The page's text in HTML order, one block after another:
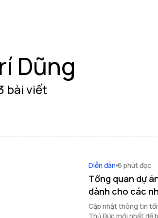
Dũng
bài viết
Diễn đàn 6 phút đọc
Tổng quan dự
dành cho các
Cập nhật thông tin
Thủ Đức mới nhất để